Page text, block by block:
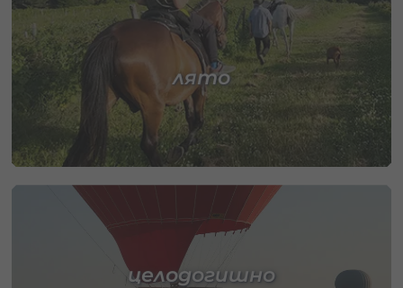
лято
целодогишно